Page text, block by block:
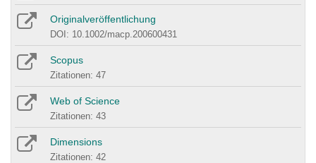
Originalveröffentlichung
DOI: 10.1002/macp.200600431
Scopus
Zitationen: 47
Web of Science
Zitationen: 43
Dimensions
Zitationen: 42